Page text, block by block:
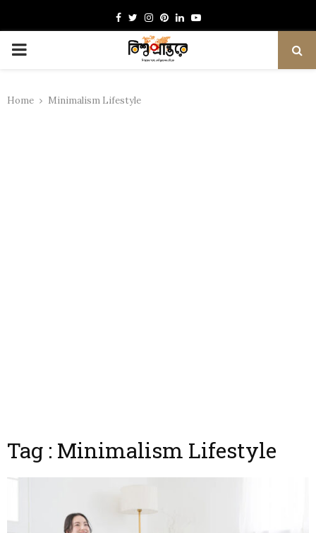
Facebook
TwitterInstagram
Pinterest
LinkedinYoutube
PRIMARY
Home Minimalism Lifestyle
Tag : Minimalism Lifestyle